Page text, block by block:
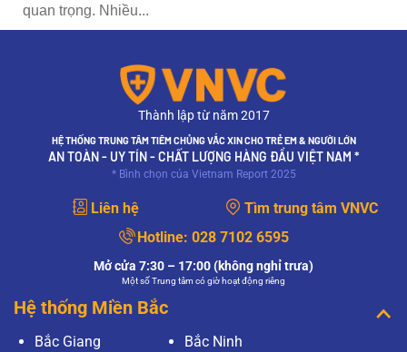
quan trọng. Nhiều...
Thành lập từ năm 2017
HỆ THỐNG TRUNG TÂM TIÊM CHỦNG VẮC XIN CHO TRẺ EM & NGƯỜI LỚN
AN TOÀN - UY TÍN - CHẤT LƯỢNG HÀNG ĐẦU VIỆT NAM *
* Bình chọn của Vietnam Report 2025
Liên hệ
Tìm trung tâm VNVC
Hotline: 028 7102 6595
Mở cửa 7:30 – 17:00 (không nghỉ trưa)
Một số Trung tâm có giờ hoạt động riêng
Hệ thống Miền Bắc
Bắc Giang
Bắc Ninh